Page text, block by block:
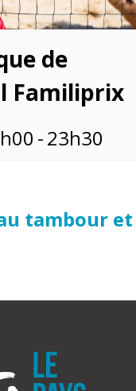
de
Familiprix
-23h30
tambour et